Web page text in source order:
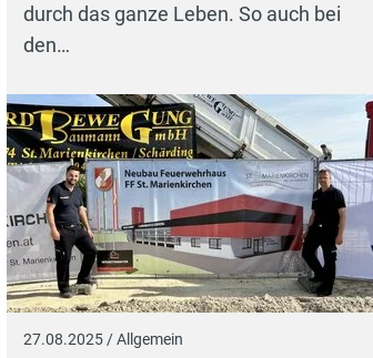
durch das ganze Leben. So auch bei
den…
27.08.2025 / Allgemein